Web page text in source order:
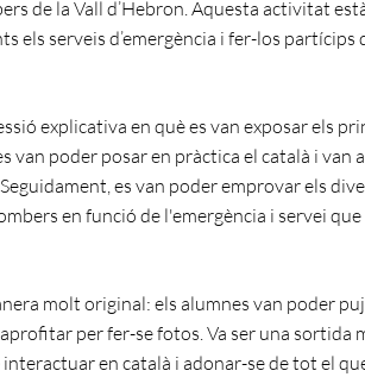
de la Vall d’Hebron. Aquesta activitat
els serveis d’emergència i fer-los partícips
explicativa en què es van exposar els
van poder posar en pràctica el català i van
es van poder emprovar els
en funció de l'emergència i servei
molt original: els alumnes van poder
per fer-se fotos. Va ser una sortida
en català i adonar-se de tot el